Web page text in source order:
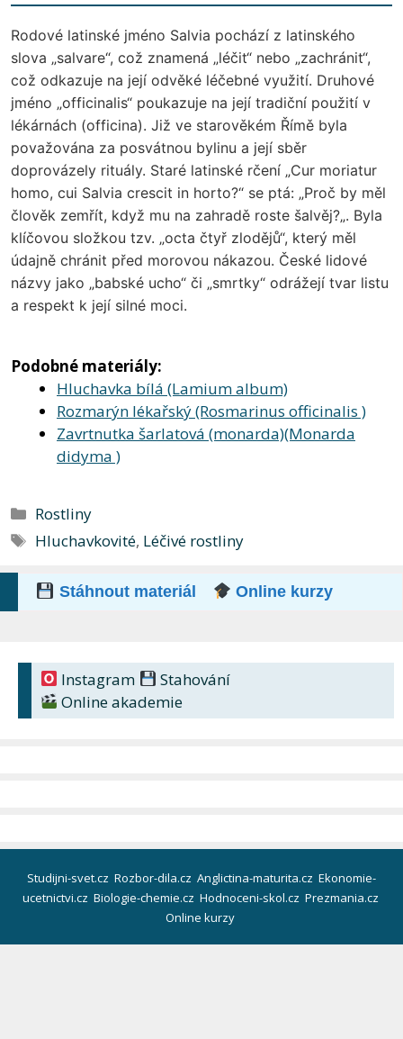
Rodové latinské jméno Salvia pochází z latinského
slova „salvare“, což znamená „léčit“ nebo „zachránit“,
což odkazuje na její odvěké léčebné využití. Druhové
jméno „officinalis“ poukazuje na její tradiční použití v
lékárnách (officina). Již ve starověkém Římě byla
považována za posvátnou bylinu a její sběr
doprovázely rituály. Staré latinské rčení „Cur moriatur
homo, cui Salvia crescit in horto?“ se ptá: „Proč by měl
člověk zemřít, když mu na zahradě roste šalvěj?„. Byla
klíčovou složkou tzv. „octa čtyř zlodějů“, který měl
údajně chránit před morovou nákazou. České lidové
názvy jako „babské ucho“ či „smrtky“ odrážejí tvar listu
a respekt k její silné moci.
Podobné materiály:
Hluchavka bílá (Lamium album)
Rozmarýn lékařský (Rosmarinus officinalis )
Zavrtnutka šarlatová (monarda)(Monarda
didyma )
Rubriky
Rostliny
Štítky
Hluchavkovité, Léčivé rostliny
Stáhnout materiál Online kurzy
Instagram
Stahování
Online akademie
Studijni-svet.cz Rozbor-dila.cz Anglictina-maturita.cz Ekonomie-
ucetnictvi.cz Biologie-chemie.cz Hodnoceni-skol.cz Prezmania.cz
Online kurzy